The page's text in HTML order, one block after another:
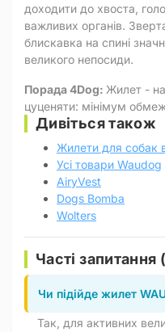
доходити до хвоста,
важливих органів.
блискавка на спині
великого непосиди.
Порада 4Dog: Жилет -
цуценяти: мінімум
Дивіться також
Жилети для собак
Усі товари Waudog
AiryVest
Dogs Bomba
Wolters
Часті запитання
Чи підійде жилет
Так, для активних